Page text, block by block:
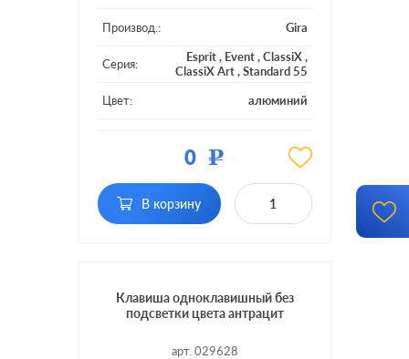
Производ.: Gira
Серия: Esprit, Event,ClassiX,
ClassiX Art,Standard 55
Цвет:
алюминий
клавиш:
Подсветка:
с подсветкой, с
индикацией
0 Р
В корзину
Клавиша одноклавишный без
подсветки цвета антрацит
арт. 029628